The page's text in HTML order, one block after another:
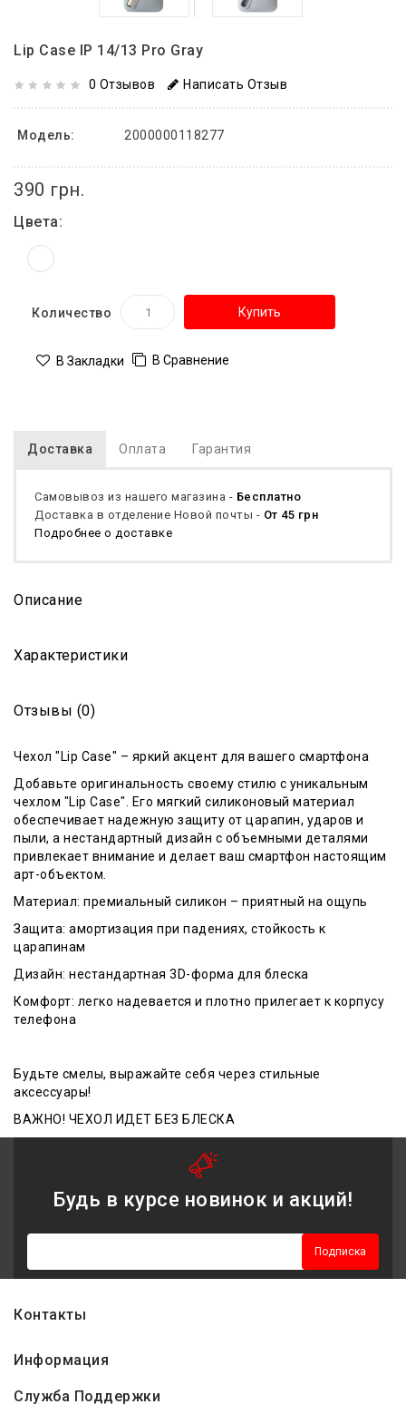
Lip Case IP 14/13 Pro Gray
0 Отзывов Написать Отзыв
Модель: 2000000118277
390 грн.
Цвета:
Количество Купить
В Закладки В Сравнение
Доставка Оплата Гарантия
Самовывоз из нашего магазина - Бесплатно
Доставка в отделение Новой почты - От 45 грн
Подробнее о доставке
Описание
Характеристики
Отзывы (0)
Чехол "Lip Case" – яркий акцент для вашего смартфона
Добавьте оригинальность своему стилю с уникальным
чехлом "Lip Case". Его мягкий силиконовый материал
обеспечивает надежную защиту от царапин, ударов и
пыли, а нестандартный дизайн с объемными деталями
привлекает внимание и делает ваш смартфон настоящим
арт-объектом.
Материал: премиальный силикон – приятный на ощупь
Защита: амортизация при падениях, стойкость к
царапинам
Дизайн: нестандартная 3D-форма для блеска
Комфорт: легко надевается и плотно прилегает к корпусу
телефона
Будьте смелы, выражайте себя через стильные
аксессуары!
ВАЖНО! ЧЕХОЛ ИДЕТ БЕЗ БЛЕСКА
Будь в курсе новинок и акций!
Подписка
Контакты
Информация
Служба Поддержки